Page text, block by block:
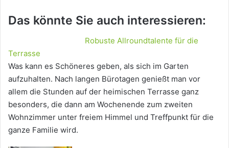
Das könnte Sie auch interessieren:
Robuste Allroundtalente für die
Terrasse
Was kann es Schöneres geben, als sich im Garten
aufzuhalten. Nach langen Bürotagen genießt man vor
allem die Stunden auf der heimischen Terrasse ganz
besonders, die dann am Wochenende zum zweiten
Wohnzimmer unter freiem Himmel und Treffpunkt für die
ganze Familie wird.